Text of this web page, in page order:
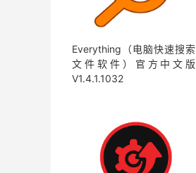
Everything（电脑快速搜索
文件软件）官方中文版
V1.4.1.1032